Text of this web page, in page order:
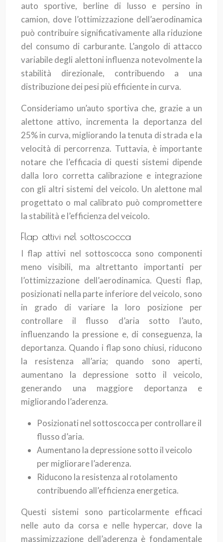
auto sportive, berline di lusso e persino in
camion, dove l’ottimizzazione dell’aerodinamica
può contribuire significativamente alla riduzione
del consumo di carburante. L’angolo di attacco
variabile degli alettoni influenza notevolmente la
stabilità direzionale, contribuendo a una
distribuzione dei pesi più efficiente in curva.
Consideriamo un’auto sportiva che, grazie a un
alettone attivo, incrementa la deportanza del
25% in curva, migliorando la tenuta di strada e la
velocità di percorrenza. Tuttavia, è importante
notare che l’efficacia di questi sistemi dipende
dalla loro corretta calibrazione e integrazione
con gli altri sistemi del veicolo. Un alettone mal
progettato o mal calibrato può compromettere
la stabilità e l’efficienza del veicolo.
Flap attivi nel sottoscocca
I flap attivi nel sottoscocca sono componenti
meno visibili, ma altrettanto importanti per
l’ottimizzazione dell’aerodinamica. Questi flap,
posizionati nella parte inferiore del veicolo, sono
in grado di variare la loro posizione per
controllare il flusso d’aria sotto l’auto,
influenzando la pressione e, di conseguenza, la
deportanza. Quando i flap sono chiusi, riducono
la resistenza all’aria; quando sono aperti,
aumentano la depressione sotto il veicolo,
generando una maggiore deportanza e
migliorando l’aderenza.
Posizionati nel sottoscocca per controllare il
flusso d’aria.
Aumentano la depressione sotto il veicolo
per migliorare l’aderenza.
Riducono la resistenza al rotolamento
contribuendo all’efficienza energetica.
Questi sistemi sono particolarmente efficaci
nelle auto da corsa e nelle hypercar, dove la
massimizzazione dell’aderenza è fondamentale